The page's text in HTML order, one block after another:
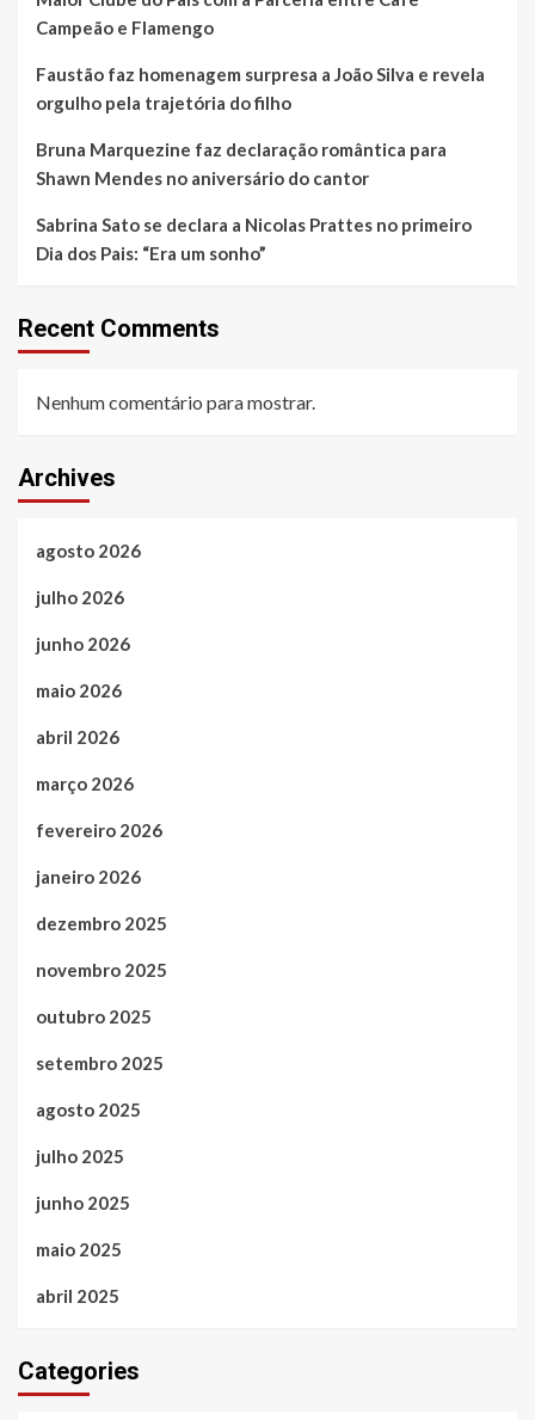
Campeão e Flamengo
Faustão faz homenagem surpresa a João Silva e revela
orgulho pela trajetória do filho
Bruna Marquezine faz declaração romântica para
Shawn Mendes no aniversário do cantor
Sabrina Sato se declara a Nicolas Prattes no primeiro
Dia dos Pais: “Era um sonho”
Recent Comments
Nenhum comentário para mostrar.
Archives
agosto 2026
julho 2026
junho 2026
maio 2026
abril 2026
março 2026
fevereiro 2026
janeiro 2026
dezembro 2025
novembro 2025
outubro 2025
setembro 2025
agosto 2025
julho 2025
junho 2025
maio 2025
abril 2025
Categories